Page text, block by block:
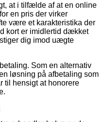
at i tilfælde af at en online
en pris der virker
være et karakteristika der
kort er imidlertid dækket
dig imod uægte
Som en alternativ
løsning på afbetaling som
til hensigt at honorere